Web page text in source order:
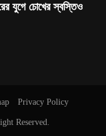
যুগে চোখের স্বস্তিও
Privacy Policy
Reserved.